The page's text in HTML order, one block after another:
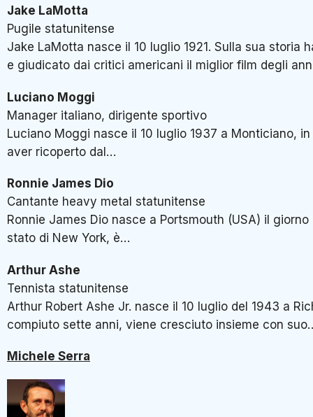
Jake LaMotta
Pugile statunitense
Jake LaMotta nasce il 10 luglio 1921. Sulla sua storia
e giudicato dai critici americani il miglior film degli
Luciano Moggi
Manager italiano, dirigente sportivo
Luciano Moggi nasce il 10 luglio 1937 a Monticiano,
aver ricoperto dal…
Ronnie James Dio
Cantante heavy metal statunitense
Ronnie James Dio nasce a Portsmouth (USA) il
stato di New York, è…
Arthur Ashe
Tennista statunitense
Arthur Robert Ashe Jr. nasce il 10 luglio del 1943 a
compiuto sette anni, viene cresciuto insieme con
Michele Serra